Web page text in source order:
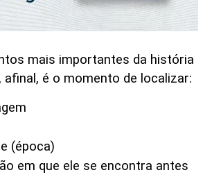
mais importantes da história
afinal, é o momento de localizar:
(época)
em que ele se encontra antes